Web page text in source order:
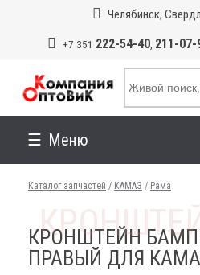
Челябинск,
+7 351 222-54-40, 211-
Меню
Каталог запчастей / КАМАЗ / Рама
КРОНШТЕЙН
ПРАВЫЙ ДЛЯ